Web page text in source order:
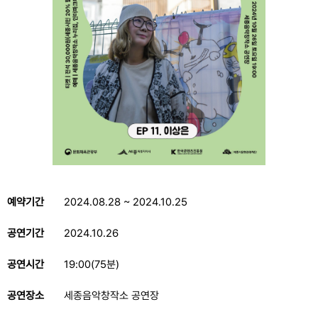
예약기간 2024.08.28 ~ 2024.10.25
공연기간 2024.10.26
공연시간 19:00(75분)
공연장소 세종음악창작소 공연장